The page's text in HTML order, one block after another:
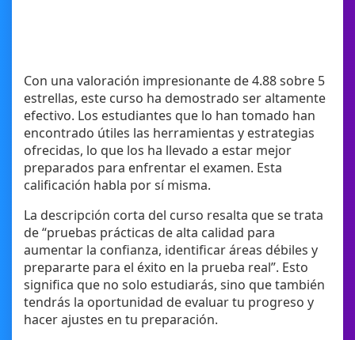
Con una valoración impresionante de 4.88 sobre 5
estrellas, este curso ha demostrado ser altamente
efectivo. Los estudiantes que lo han tomado han
encontrado útiles las herramientas y estrategias
ofrecidas, lo que los ha llevado a estar mejor
preparados para enfrentar el examen. Esta
calificación habla por sí misma.
La descripción corta del curso resalta que se trata
de “pruebas prácticas de alta calidad para
aumentar la confianza, identificar áreas débiles y
prepararte para el éxito en la prueba real”. Esto
significa que no solo estudiarás, sino que también
tendrás la oportunidad de evaluar tu progreso y
hacer ajustes en tu preparación.